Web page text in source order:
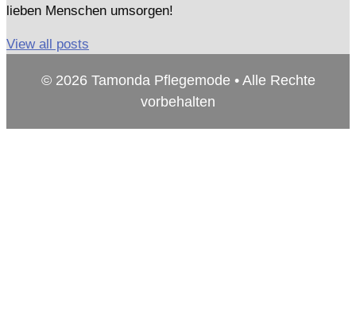
lieben Menschen umsorgen!
View all posts
© 2026 Tamonda Pflegemode • Alle Rechte
vorbehalten